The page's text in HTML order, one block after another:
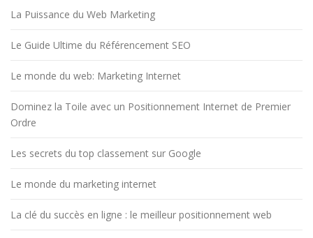
La Puissance du Web Marketing
Le Guide Ultime du Référencement SEO
Le monde du web: Marketing Internet
Dominez la Toile avec un Positionnement Internet de Premier
Ordre
Les secrets du top classement sur Google
Le monde du marketing internet
La clé du succès en ligne : le meilleur positionnement web